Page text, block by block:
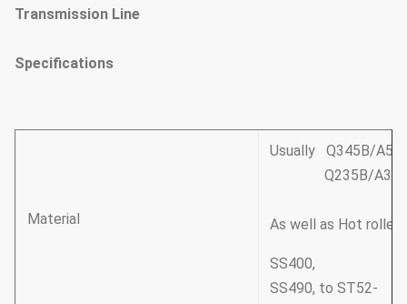
Transmission Line
Specifications
Material
Usually Q345B/
Q235B/
As well as Hot rolled
SS400,
SS490, to ST52-